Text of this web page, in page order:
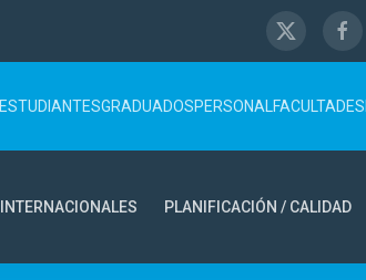
ESTUDIANTESGRADUADOSPERSONAL FACULTADES
INTERNACIONALES PLANIFICACIÓN / CALIDAD